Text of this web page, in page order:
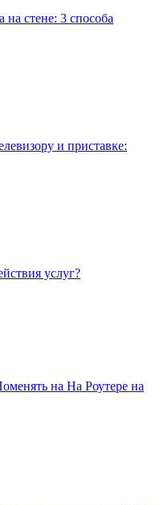
на стене: 3 способа
и приставке:
услуг?
на На Роутере на